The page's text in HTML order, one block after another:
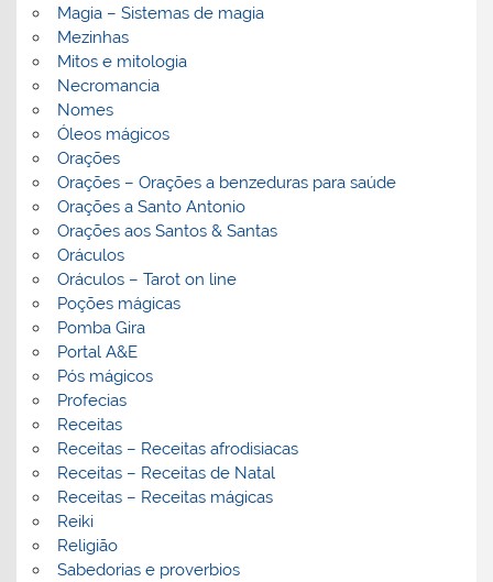
Magia – Sistemas de magia
Mezinhas
Mitos e mitologia
Necromancia
Nomes
Óleos mágicos
Orações
Orações – Orações a benzeduras para saúde
Orações a Santo Antonio
Orações aos Santos & Santas
Oráculos
Oráculos – Tarot on line
Poções mágicas
Pomba Gira
Portal A&E
Pós mágicos
Profecias
Receitas
Receitas – Receitas afrodisiacas
Receitas – Receitas de Natal
Receitas – Receitas mágicas
Reiki
Religião
Sabedorias e proverbios